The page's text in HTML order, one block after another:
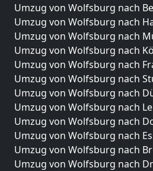
Umzug von Wolfsburg nach
Umzug von Wolfsburg nach
Umzug von Wolfsburg nach
Umzug von Wolfsburg nach
Umzug von Wolfsburg nach
Umzug von Wolfsburg nach
Umzug von Wolfsburg nach
Umzug von Wolfsburg nach
Umzug von Wolfsburg nach
Umzug von Wolfsburg nach
Umzug von Wolfsburg nach
Umzug von Wolfsburg nach